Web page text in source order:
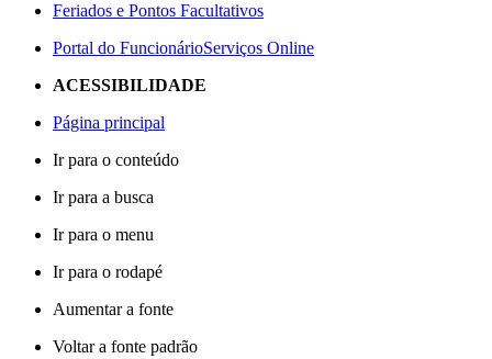
Feriados e Pontos Facultativos
Portal do FuncionárioServiços Online
ACESSIBILIDADE
Página principal
Ir para o conteúdo
Ir para a busca
Ir para o menu
Ir para o rodapé
Aumentar a fonte
Voltar a fonte padrão